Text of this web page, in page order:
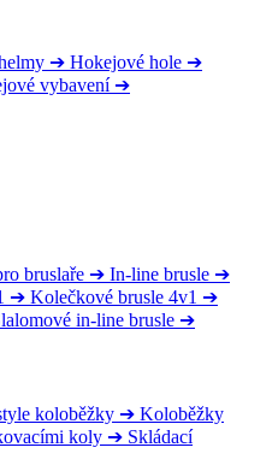
➔ Hokejové hole ➔
vybavení ➔
bruslaře ➔ In-line brusle ➔
➔ Kolečkové brusle 4v1 ➔
in-line brusle ➔
koloběžky ➔ Koloběžky
koly ➔ Skládací